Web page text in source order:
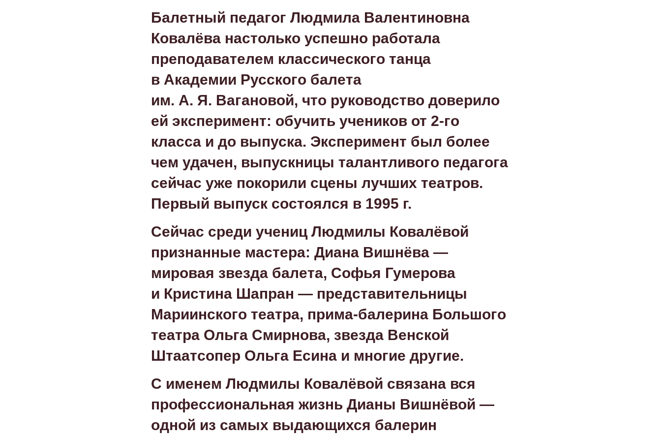
Балетный педагог Людмила Валентиновна
Ковалёва настолько успешно работала
преподавателем классического танца
в Академии Русского балета
им. А. Я. Вагановой, что руководство доверило
ей эксперимент: обучить учеников от 2-го
класса и до выпуска. Эксперимент был более
чем удачен, выпускницы талантливого педагога
сейчас уже покорили сцены лучших театров.
Первый выпуск состоялся в 1995 г.
Сейчас среди учениц Людмилы Ковалёвой
признанные мастера: Диана Вишнёва —
мировая звезда балета, Софья Гумерова
и Кристина Шапран — представительницы
Мариинского театра, прима-балерина Большого
театра Ольга Смирнова, звезда Венской
Штаатсопер Ольга Есина и многие другие.
С именем Людмилы Ковалёвой связана вся
профессиональная жизнь Дианы Вишнёвой —
одной из самых выдающихся балерин